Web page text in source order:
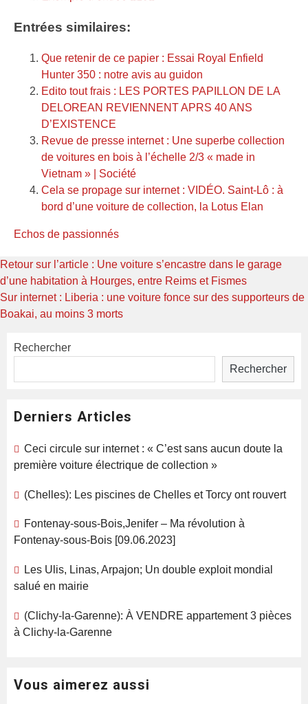
Entrées similaires:
Que retenir de ce papier : Essai Royal Enfield
Hunter 350 : notre avis au guidon
Edito tout frais : LES PORTES PAPILLON DE LA
DELOREAN REVIENNENT APRS 40 ANS
D’EXISTENCE
Revue de presse internet : Une superbe collection
de voitures en bois à l’échelle 2/3 « made in
Vietnam » | Société
Cela se propage sur internet : VIDÉO. Saint-Lô : à
bord d’une voiture de collection, la Lotus Elan
Echos de passionnés
Navigation
de
l’article
Previous
post:
Retour sur l’article : Une voiture s’encastre dans le garage
d’une habitation à Hourges, entre Reims et Fismes
Next
post:
Sur internet : Liberia : une voiture fonce sur des supporteurs de
Boakai, au moins 3 morts
Rechercher
Rechercher
Derniers Articles
Ceci circule sur internet : « C’est sans aucun doute la
première voiture électrique de collection »
(Chelles): Les piscines de Chelles et Torcy ont rouvert
Fontenay-sous-Bois,Jenifer – Ma révolution à
Fontenay-sous-Bois [09.06.2023]
Les Ulis, Linas, Arpajon; Un double exploit mondial
salué en mairie
(Clichy-la-Garenne): À VENDRE appartement 3 pièces
à Clichy-la-Garenne
Vous aimerez aussi